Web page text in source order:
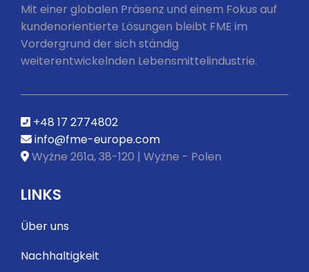
Mit einer globalen Präsenz und einem Fokus auf
kundenorientierte Lösungen bleibt FME im
Vordergrund der sich ständig
weiterentwickelnden Lebensmittelindustrie.
+48 17 2774802
info@fme-europe.com
Wyżne 261a, 38-120 | Wyżne - Polen
LINKS
Über uns
Nachhaltigkeit